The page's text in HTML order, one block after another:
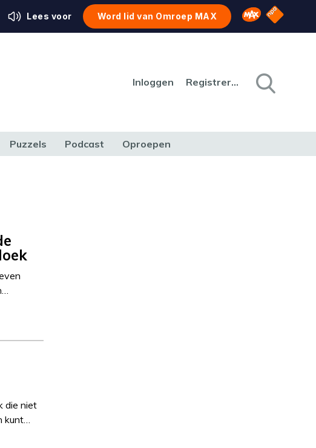
Lees voor Word lid van Omroep MAX Omroep MAX
NPO
Inloggen Registreren
Puzzels Podcast Oproepen
die niet